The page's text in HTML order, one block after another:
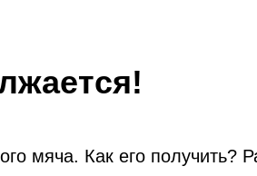
мяча. Как его получить?